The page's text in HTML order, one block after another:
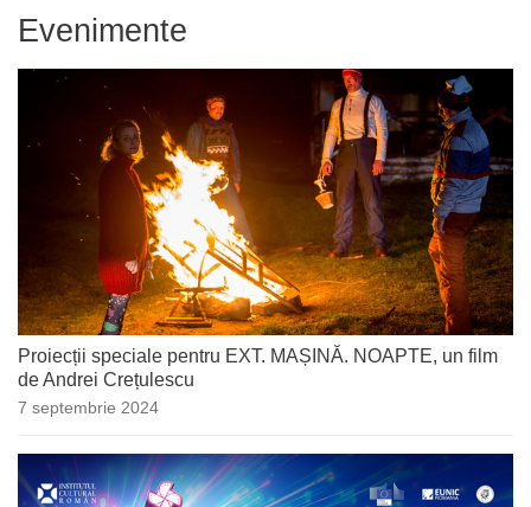
Evenimente
Proiecții speciale pentru EXT. MAȘINĂ. NOAPTE, un film
de Andrei Crețulescu
7 septembrie 2024